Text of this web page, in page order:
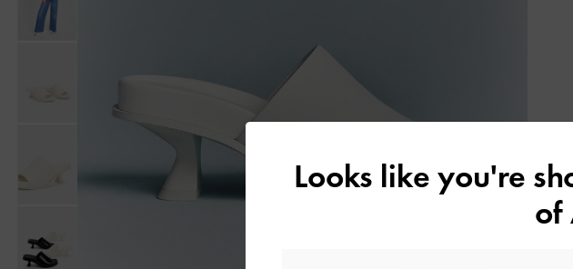
Looks like you're
of